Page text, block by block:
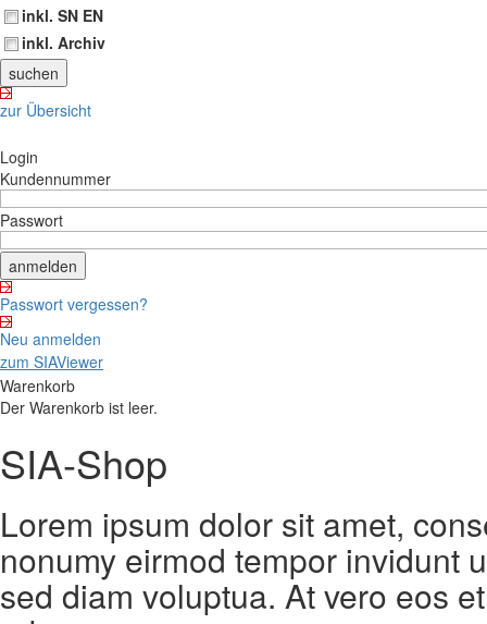
inkl. SN EN
inkl. Archiv
zur Übersicht
Login
Kundennummer
Passwort
Passwort vergessen?
Neu anmelden
zum SIAViewer
Warenkorb
Der Warenkorb ist leer.
SIA-Shop
Lorem ipsum dolor sit amet,
nonumy eirmod tempor invidunt
sed diam voluptua. At vero eos